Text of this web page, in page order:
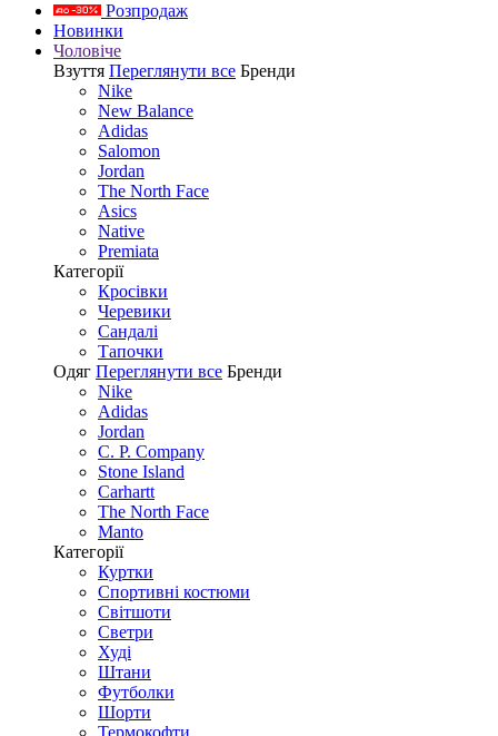
Розпродаж
Новинки
Чоловіче
Взуття Переглянути все Бренди
Nike
New Balance
Adidas
Salomon
Jordan
The North Face
Asics
Native
Premiata
Категорії
Кросівки
Черевики
Сандалі
Tапочки
Одяг Переглянути все Бренди
Nike
Adidas
Jordan
C. P. Company
Stone Island
Carhartt
The North Face
Manto
Категорії
Куртки
Спортивні костюми
Світшоти
Светри
Худі
Штани
Футболки
Шорти
Термокофти